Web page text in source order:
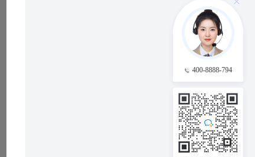
400-8888-794